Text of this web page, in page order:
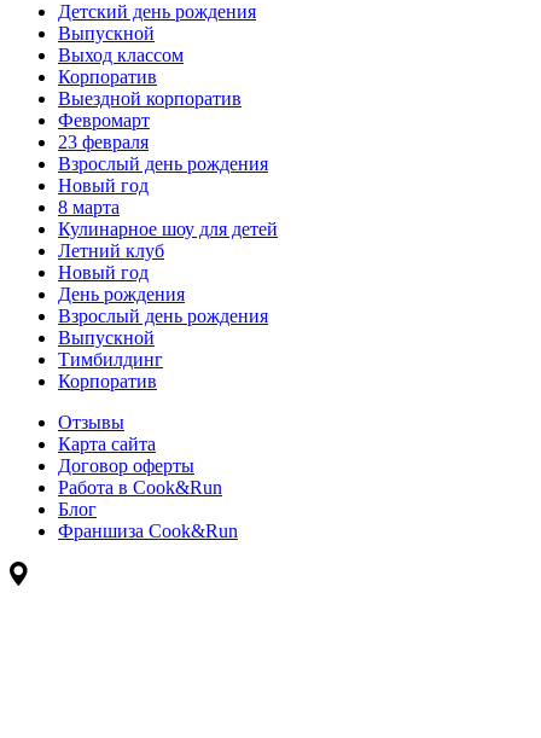
Детский день рождения
Выпускной
Выход классом
Корпоратив
Выездной корпоратив
Февромарт
23 февраля
Взрослый день рождения
Новый год
8 марта
Кулинарное шоу для детей
Летний клуб
Новый год
День рождения
Взрослый день рождения
Выпускной
Тимбилдинг
Корпоратив
Отзывы
Карта сайта
Договор оферты
Работа в Cook&Run
Блог
Франшиза Cook&Run